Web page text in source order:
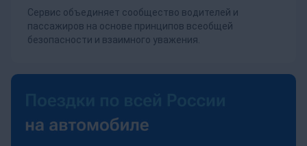
Сервис объединяет сообщество водителей и
пассажиров на основе принципов всеобщей
безопасности и взаимного уважения.